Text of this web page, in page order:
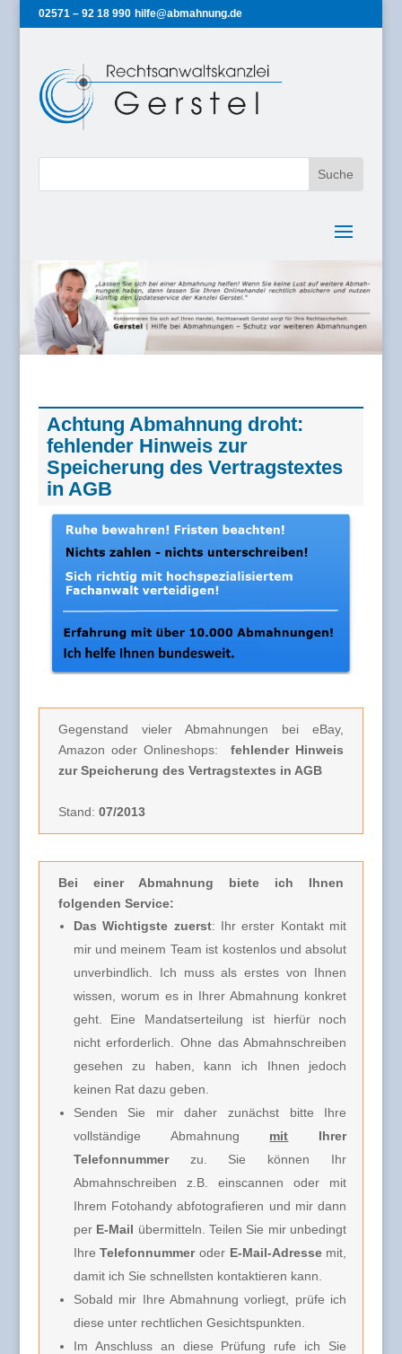
02571 – 92 18 990 hilfe@abmahnung.de
Achtung Abmahnung droht:
fehlender Hinweis zur
Speicherung des Vertragstextes
in AGB
Gegenstand vieler Abmahnungen bei eBay,
Amazon oder Onlineshops:fehlender Hinweis
zur Speicherung des Vertragstextes in AGB
Stand: 07/2013
Bei einer Abmahnung biete ich Ihnen
folgenden Service:
Das Wichtigste zuerst: Ihr erster Kontakt mit
mir und meinem Team ist kostenlos und absolut
unverbindlich. Ich muss als erstes von Ihnen
wissen, worum es in Ihrer Abmahnung konkret
geht. Eine Mandatserteilung ist hierfür noch
nicht erforderlich. Ohne das Abmahnschreiben
gesehen zu haben, kann ich Ihnen jedoch
keinen Rat dazu geben.
Senden Sie mir daher zunächst bitte Ihre
vollständige Abmahnung mit Ihrer
Telefonnummerzu. Sie können Ihr
Abmahnschreiben z.B. einscannen oder mit
Ihrem Fotohandy abfotografieren und mir dann
per E-Mail übermitteln. Teilen Sie mir unbedingt
IhreTelefonnummeroder E-Mail-Adressemit,
damit ich Sie schnellsten kontaktieren kann.
Sobald mir Ihre Abmahnung vorliegt, prüfe ich
diese unter rechtlichen Gesichtspunkten.
Im Anschluss an diese Prüfung rufe ich Sie